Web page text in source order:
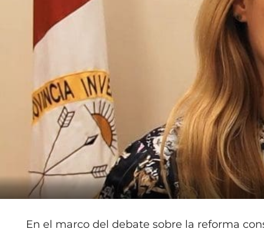
En el marco del debate sobre la reforma